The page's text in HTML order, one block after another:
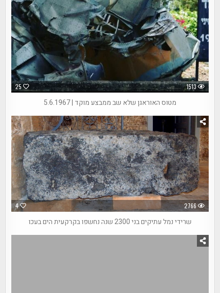
25 1513
מטוס האוראגן שלא שב ממבצע מוקד | 5.6.1967
4 2766
שרידי נמל עתיקים בני 2300 שנה נחשפו בקרקעית הים בעכו